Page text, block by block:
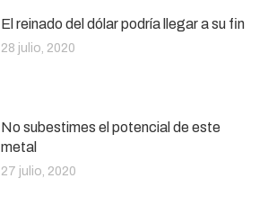
El reinado del dólar podría llegar a su fin
28 julio, 2020
No subestimes el potencial de este
metal
27 julio, 2020